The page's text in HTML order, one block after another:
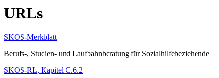
URLs
SKOS-Merkblatt
Berufs-, Studien- und Laufbahnberatung für Sozialhilfebeziehende
SKOS-RL, Kapitel C.6.2